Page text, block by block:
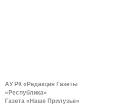
АУ РК «Редакция Газеты
«Республика»
Газета «Наше Прилузье»